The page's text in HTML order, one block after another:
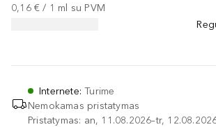
0,16 € / 1 ml su PVM
Internete:Turime
Nemokamas pristatymas
Pristatymas: an, 11.08.2026–tr,